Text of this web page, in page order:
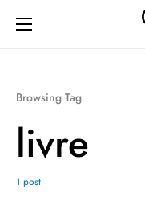
Browsing Tag
livre
1 post